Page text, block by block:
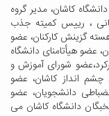
کاشان، مدیر گروه
، رییس کمیته جذب
گزینش کارکنان، عضو
عضو هیأتامنای دانشگاه
شورای آموزش و
انداز کاشان، عضو
دانشجویان، عضو
دانشگاه کاشان می